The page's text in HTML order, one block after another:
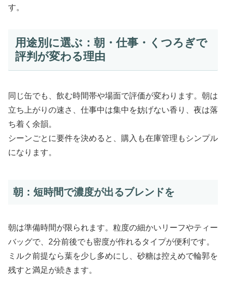
す。
用途別に選ぶ：朝・仕事・くつろぎで
評判が変わる理由
同じ缶でも、飲む時間帯や場面で評価が変わります。朝は
立ち上がりの速さ、仕事中は集中を妨げない香り、夜は落
ち着く余韻。
シーンごとに要件を決めると、購入も在庫管理もシンプル
になります。
朝：短時間で濃度が出るブレンドを
朝は準備時間が限られます。粒度の細かいリーフやティー
バッグで、2分前後でも密度が作れるタイプが便利です。
ミルク前提なら葉を少し多めにし、砂糖は控えめで輪郭を
残すと満足が続きます。